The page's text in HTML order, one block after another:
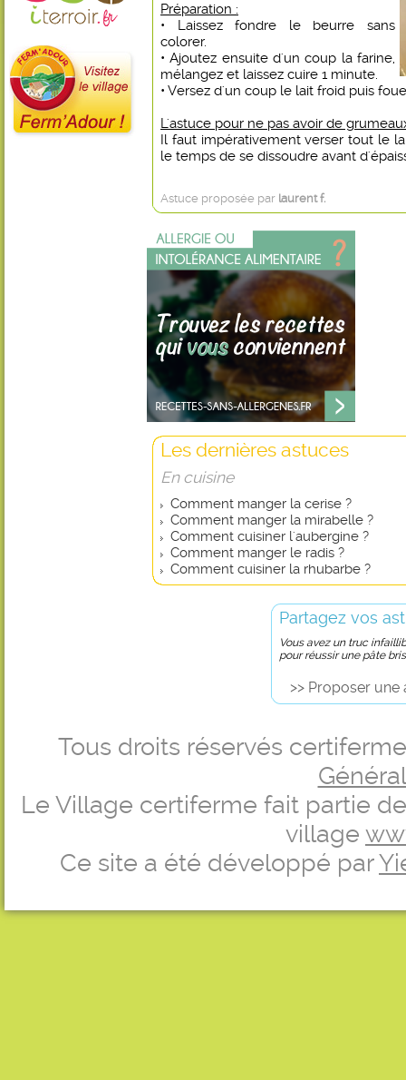
Préparation :
• Laissez fondre le beurre sans
colorer.
• Ajoutez ensuite d'un coup la farine,
mélangez et laissez cuire 1 minute.
• Versez d'un coup le lait froid puis
L'astuce pour ne pas avoir de
Il faut impérativement verser tout le
le temps de se dissoudre avant
Astuce proposée par laurent f.
Les dernières astuces
En cuisine
Comment manger la cerise ?
Comment manger la mirabelle ?
Comment cuisiner l'aubergine ?
Comment manger le radis ?
Comment cuisiner la rhubarbe ?
Partagez vos
Vous avez un truc
pour réussir une pâte
>> Proposer une
Tous droits réservés
Le Village certiferme fait partie
village
Ce site a été développé par